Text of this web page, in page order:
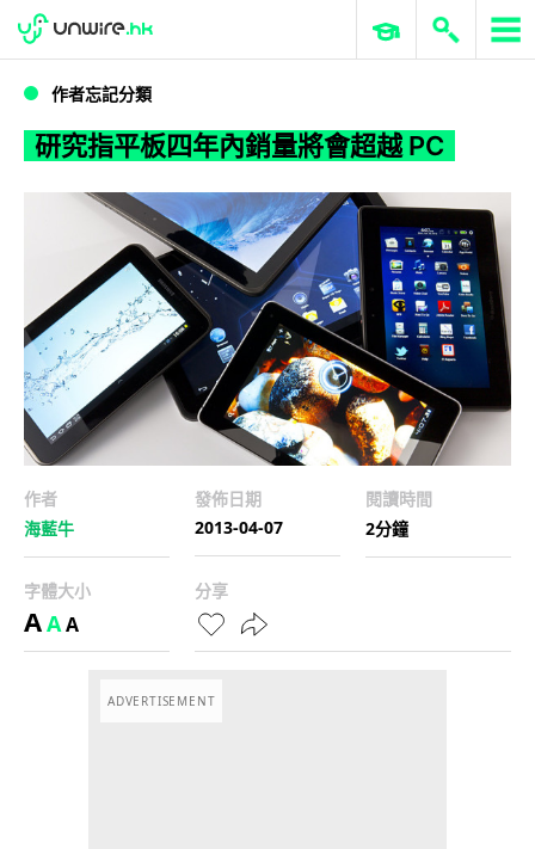
研究指平板四年內銷量將會超越 PC
WWDC 2026 ERP 與商業 AI
作者忘記分類
研究指平板四年內銷量將會超越 PC
作者
海藍牛
發佈日期
2013-04-07
閱讀時間
2分鐘
字體大小
AAA
分享
ADVERTISEMENT